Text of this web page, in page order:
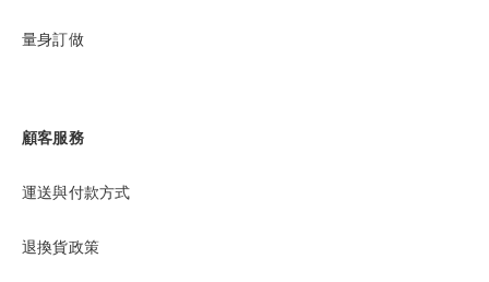
量身訂做
顧客服務
運送與付款方式
退換貨政策